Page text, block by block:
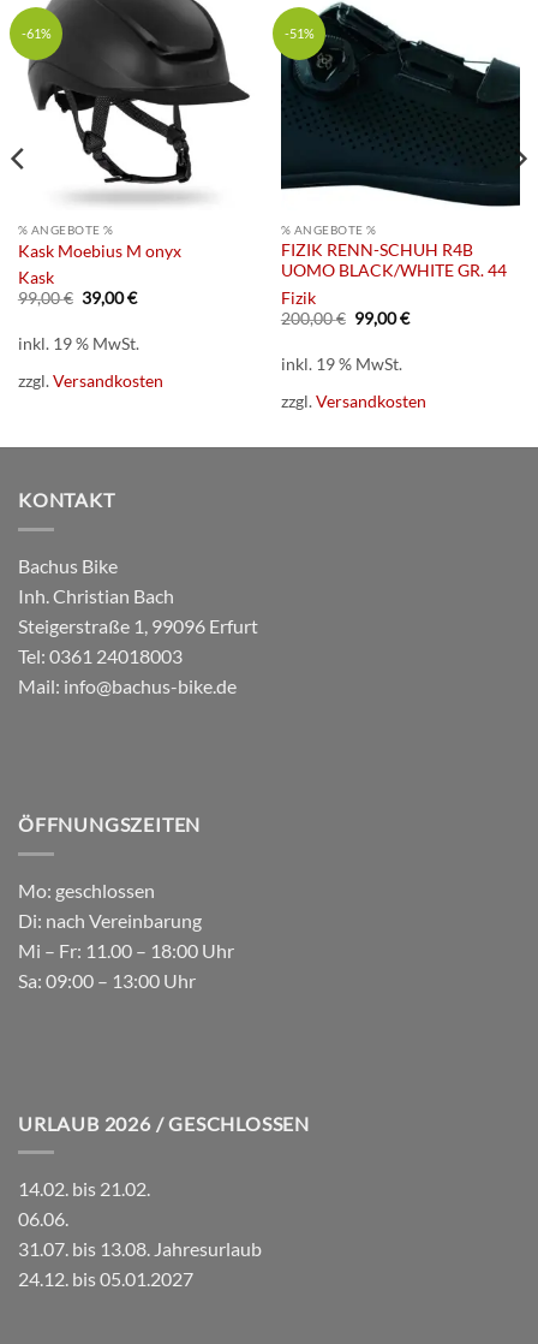
-61%
% ANGEBOTE %
Kask Moebius M onyx
Kask
99,00€ Ursprünglicher
Preis
99,00 €
39,00€Aktueller
39,00 €.
inkl. 19 % MwSt.
zzgl.Versandkosten
-51%
% ANGEBOTE %
FIZIK RENN-SCHUH R4B
UOMO BLACK/WHITE GR. 44
Fizik
200,00€ Ursprünglicher
Preis
200,00 €
99,00€Aktueller
inkl. 19 % MwSt.
zzgl.Versandkosten
KONTAKT
Bachus Bike
Inh. Christian Bach
Steigerstraße 1, 99096 Erfurt
Tel: 0361 24018003
Mail: info@bachus-bike.de
ÖFFNUNGSZEITEN
Mo: geschlossen
Di: nach Vereinbarung
Mi – Fr: 11.00 – 18:00 Uhr
Sa: 09:00 – 13:00 Uhr
URLAUB 2026 / GESCHLOSSEN
14.02. bis 21.02.
06.06.
31.07. bis 13.08. Jahresurlaub
24.12. bis 05.01.2027